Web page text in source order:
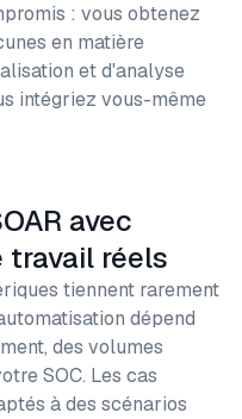
: vous obtenez
en matière
et d'analyse
intégriez vous-même
avec
réels
tiennent rarement
dépend
des volumes
SOC. Les cas
à des scénarios